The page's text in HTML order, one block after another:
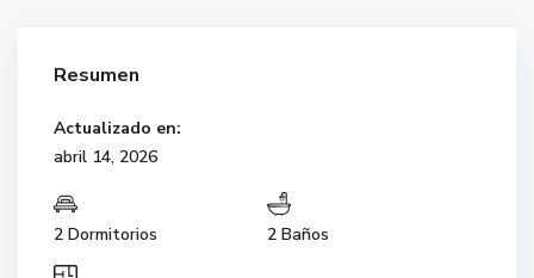
Resumen
Actualizado en:
abril 14, 2026
2 Dormitorios 2 Baños